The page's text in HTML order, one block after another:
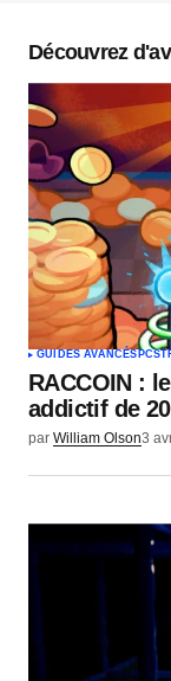
Votre nom
Votre e-mail*
Envoyer
Découvrez
GUIDES AVANCÉS PC
RACCOIN :
addictif de
par William Olson3